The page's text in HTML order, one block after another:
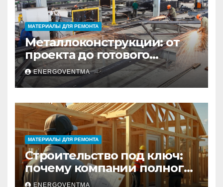
МАТЕРИАЛЫ ДЛЯ РЕМОНТА
Металлоконструкции: от
проекта до готового
изделия – полный
практический гид
ENERGOVENTMA
МАТЕРИАЛЫ ДЛЯ РЕМОНТА
Строительство под ключ:
почему компании полного
цикла меняют рынок
ENERGOVENTMA